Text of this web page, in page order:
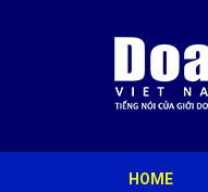
HOME